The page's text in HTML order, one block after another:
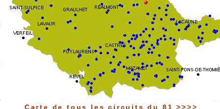
Carte de tous les circuits du 81 >>>>